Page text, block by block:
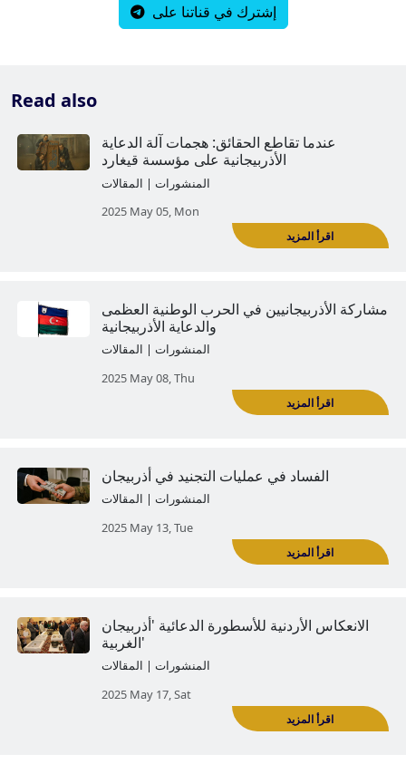
Read also
إشترك في قناتنا على